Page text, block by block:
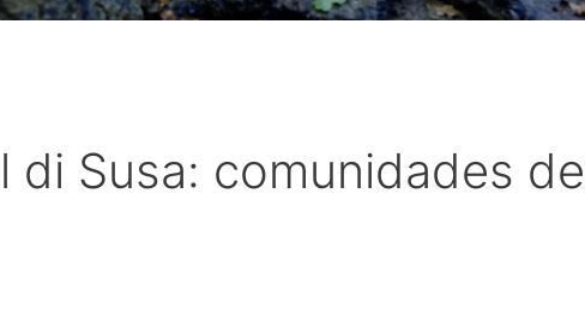
di Susa: comunidades de